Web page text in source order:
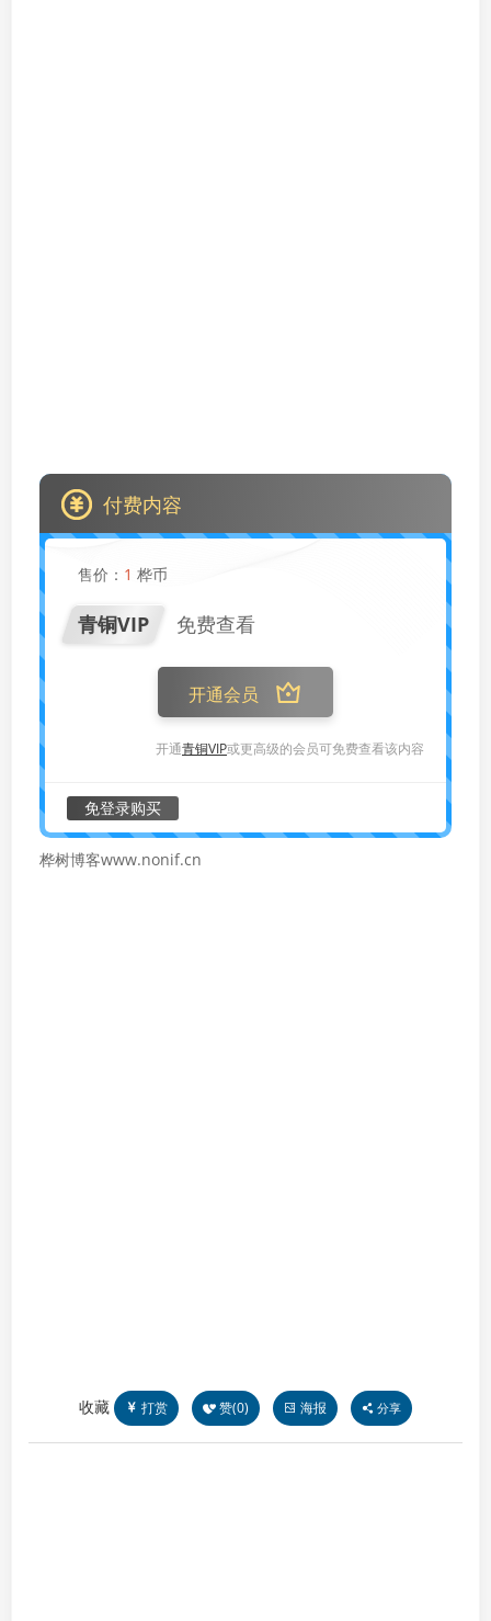
付费内容
售价： 1 桦币
青铜VIP 免费查看
开通会员
开通青铜VIP或更高级的会员可免费查看该内容
免登录购买
桦树博客www.nonif.cn
收藏 打赏 赞(0) 海报 分享